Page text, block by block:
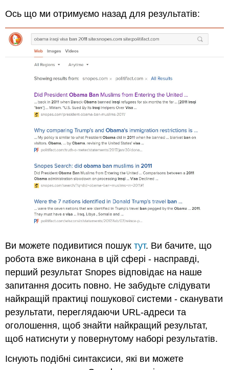
Ось що ми отримуємо назад для результатів:
Ви можете подивитися пошуктут. Ви бачите, що
робота вже виконана в цій сфері - насправді,
перший результат Snopes відповідає на наше
запитання досить повно. Не забудьте слідувати
найкращій практиці пошукової системи - сканувати
результати, переглядаючи URL-адреси та
оголошення, щоб знайти найкращий результат,
щоб натиснути у повернутому наборі результатів.
Існують подібні синтаксиси, які ви можете